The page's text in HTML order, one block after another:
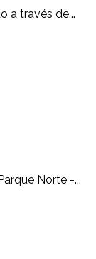
a través de...
Norte -...